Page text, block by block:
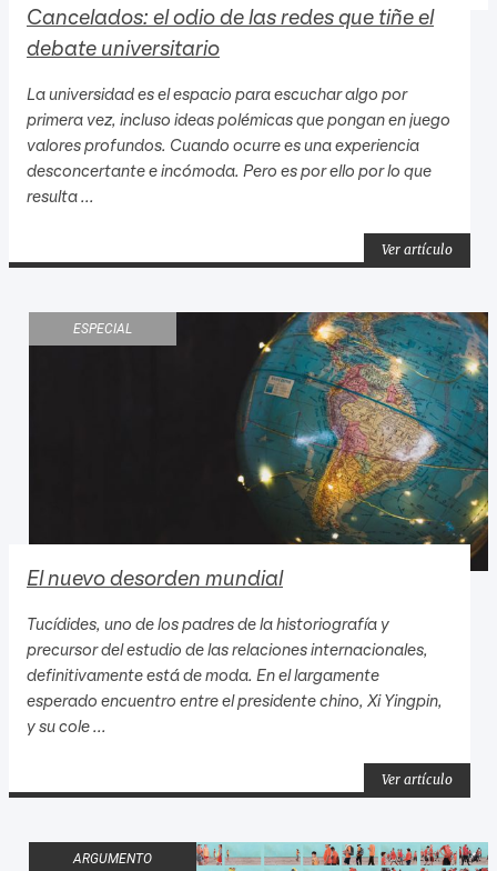
Cancelados: el odio de las redes que tiñe el
debate universitario
La universidad es el espacio para escuchar algo por
primera vez, incluso ideas polémicas que pongan en juego
valores profundos. Cuando ocurre es una experiencia
desconcertante e incómoda. Pero es por ello por lo que
resulta ...
Ver artículo
ESPECIAL
El nuevo desorden mundial
Tucídides, uno de los padres de la historiografía y
precursor del estudio de las relaciones internacionales,
definitivamente está de moda. En el largamente
esperado encuentro entre el presidente chino, Xi Yingpin,
y su cole ...
Ver artículo
ARGUMENTO